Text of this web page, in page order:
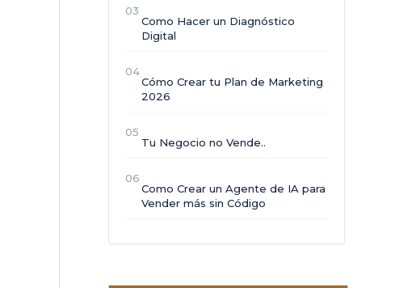
03
Como Hacer un Diagnóstico
Digital
04
Cómo Crear tu Plan de Marketing
2026
05
Tu Negocio no Vende..
06
Como Crear un Agente de IA para
Vender más sin Código